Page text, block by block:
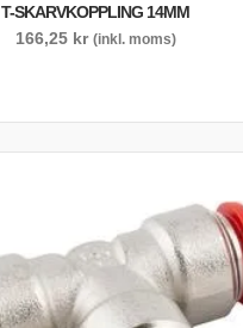
T-SKARVKOPPLING 14MM
166,25 kr (inkl. moms)